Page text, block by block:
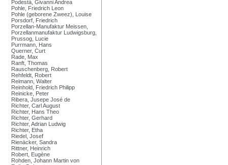
Podestà, Givanni Andrea
Pohle, Friedrich Leon
Pohle (geborene Zweez), Louise
Porsdorf, Friedrich
Porzellan-Manufaktur Meissen,
Porzellanmanufaktur Ludwigsburg,
Prussog, Lucie
Purrmann, Hans
Querner, Curt
Rade, Max
Ranft, Thomas
Rauschenberg, Robert
Rehfeldt, Robert
Reimann, Walter
Reinhold, Friedrich Philipp
Reinicke, Peter
Ribera, Jusepe José de
Richter, Carl August
Richter, Hans Theo
Richter, Gerhard
Richter, Adrian Ludwig
Richter, Etha
Riedel, Josef
Rienäcker, Sandra
Rittner, Heinrich
Robert, Eugène
Rohden, Johann Martin von